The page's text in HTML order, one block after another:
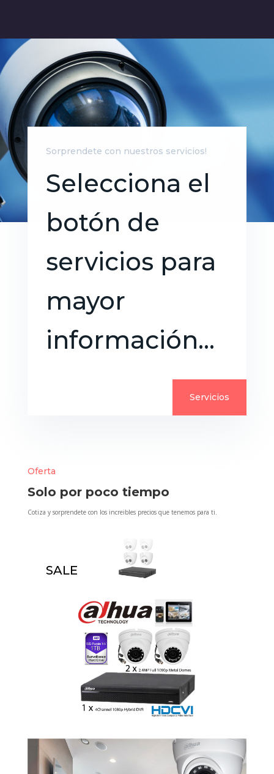
Sorprendete con nuestros servicios!
Selecciona el
botón de
servicios para
mayor
información…
Servicios
Oferta
Solo por poco tiempo
Cotiza y sorprendete con los increibles precios que tenemos para ti.
SALE